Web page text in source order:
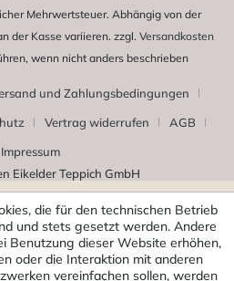
Mehrwertsteuer. Abhängig von der
der Kasse variieren. zzgl. Versandkosten
wenn nicht anders beschrieben
und Zahlungsbedingungen
Vertrag widerrufen
AGB
Impressum
Eikelder Teppich GmbH
die für den technischen Betrieb
und stets gesetzt werden. Andere
Benutzung dieser Website erhöhen,
oder die Interaktion mit anderen
vereinfachen sollen, werden